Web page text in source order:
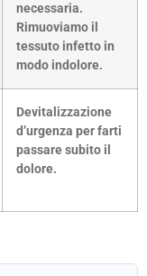
necessaria.
Rimuoviamo il
tessuto infetto in
modo indolore.
Devitalizzazione
d’urgenza per farti
passare subito il
dolore.